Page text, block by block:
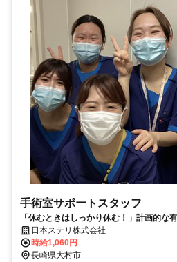
手術室サポートスタッフ
「休むときはしっかり休む！」計画的
祝休み＆残業なし！13～17時の時短OK！
日本ステリ株式会社
時給1,060円
長崎県大村市